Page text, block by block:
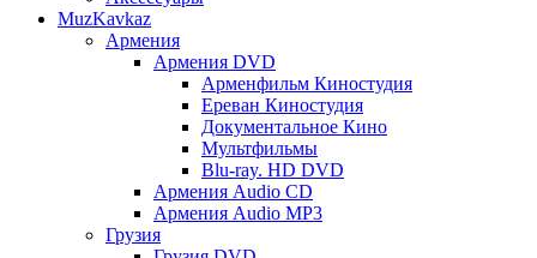
MuzKavkaz
Армения
Армения DVD
Арменфильм Киностудия
Ереван Киностудия
Документальное Кино
Мультфильмы
Blu-ray. HD DVD
Армения Audio CD
Армения Audio MP3
Грузия